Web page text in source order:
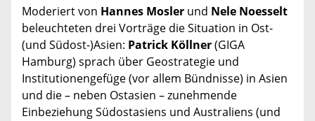
Moderiert von Hannes Mosler und Nele Noesselt
beleuchteten drei Vorträge die Situation in Ost-
(und Südost-)Asien: Patrick Köllner(GIGA
Hamburg) sprach über Geostrategie und
Institutionengefüge (vor allem Bündnisse) in Asien
und die – neben Ostasien – zunehmende
Einbeziehung Südostasiens und Australiens (und